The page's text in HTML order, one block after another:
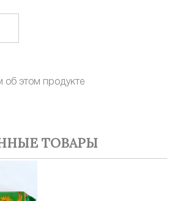
об этом продукте
ТОВАРЫ